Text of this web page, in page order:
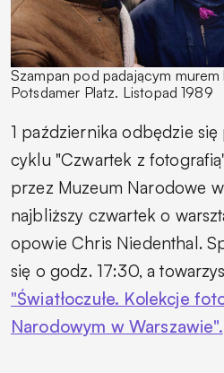
Szampan pod padającym murem
Potsdamer Platz. Listopad 1989
1 października odbędzie
cyklu "Czwartek z
przez Muzeum Narodowe
najbliższy czwartek o
opowie Chris Niedenthal.
się o godz. 17:30, a
"Światłoczułe. Kolekcje
Narodowym w Warszawie".